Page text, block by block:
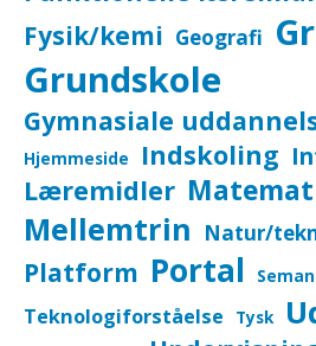
Fysik/kemi Geografi
Grundskole
Gymnasiale
Hjemmeside
Indskoling
Læremidler
Mellemtrin Natur/
Platform Portal
Teknologiforståelse Tysk